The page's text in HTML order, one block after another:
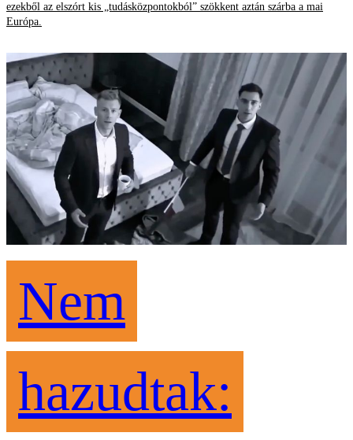
ezekből az elszórt kis „tudásközpontokból” szökkent aztán szárba a mai
Európa.
Nem
hazudtak: